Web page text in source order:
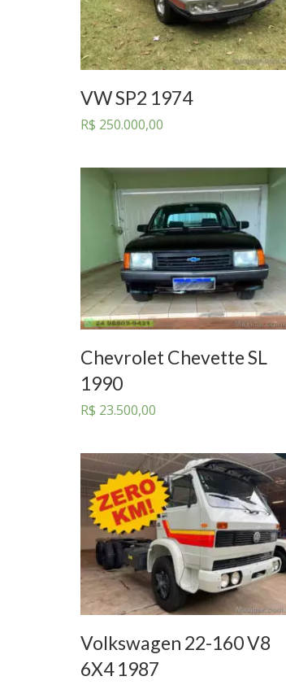
VW SP2 1974
R$ 250.000,00
Chevrolet Chevette SL
1990
R$ 23.500,00
Volkswagen 22-160 V8
6X4 1987